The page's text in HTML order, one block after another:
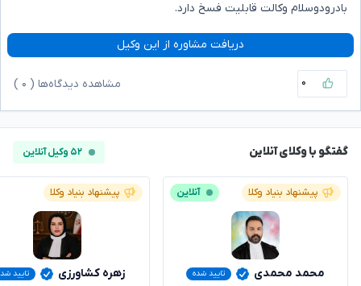
بادرودوسلام وکالت قابلیت فسخ دارد.
دریافت مشاوره از این وکیل
۰ مشاهده دیدگاه‌ها ( ۰
گفتگو با وکلای آنلاین ۵۲ وکیل آنلاین
پیشنهاد بنیاد وکلا آنلاین
محمد محمدی
تایید شده
پیشنهاد بنیاد وکلا
زهره کشاورزی تایید